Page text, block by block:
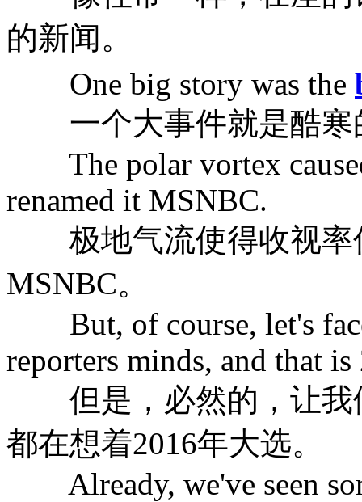
的新闻。
One big story was the
一个大事件就是酷寒
The polar vortex
renamed it MSNBC.
极地气流使得收视率
MSNBC。
But, of course, let's
reporters minds, and that is
但是，必然的，让我
都在想着2016年大选。
Already, we've seen